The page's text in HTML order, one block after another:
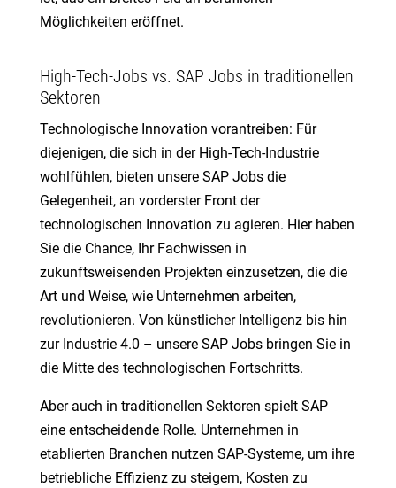
Möglichkeiten eröffnet.
High-Tech-Jobs vs. SAP Jobs in traditionellen
Sektoren
Technologische Innovation vorantreiben: Für
diejenigen, die sich in der High-Tech-Industrie
wohlfühlen, bieten unsere SAP Jobs die
Gelegenheit, an vorderster Front der
technologischen Innovation zu agieren. Hier haben
Sie die Chance, Ihr Fachwissen in
zukunftsweisenden Projekten einzusetzen, die die
Art und Weise, wie Unternehmen arbeiten,
revolutionieren. Von künstlicher Intelligenz bis hin
zur Industrie 4.0 – unsere SAP Jobs bringen Sie in
die Mitte des technologischen Fortschritts.
Aber auch in traditionellen Sektoren spielt SAP
eine entscheidende Rolle. Unternehmen in
etablierten Branchen nutzen SAP-Systeme, um ihre
betriebliche Effizienz zu steigern, Kosten zu